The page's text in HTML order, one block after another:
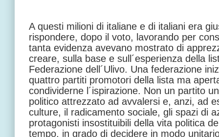
A questi milioni di italiane e di italiani era
rispondere, dopo il voto, lavorando per
tanta evidenza avevano mostrato di
creare, sulla base e sull´esperienza della
Federazione dell´Ulivo. Una federazione
quattro partiti promotori della lista ma
condividerne l´ispirazione. Non un partito
politico attrezzato ad avvalersi e, anzi, ad
culture, il radicamento sociale, gli spazi di
protagonisti insostituibili della vita politica
tempo, in grado di decidere in modo